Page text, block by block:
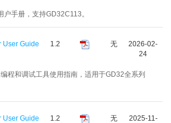
户手册，支持GD32C113。
User Guide 1.2 无
2026-02-
24
程和调试工具使用指南，适用于GD32全系列
User Guide 1.2 无
2025-11-